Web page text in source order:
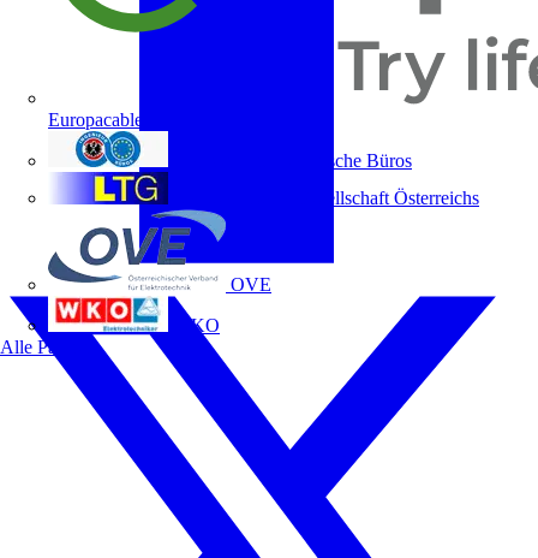
Europacable
Fachverband Technische Büros
Lichttechnische Gesellschaft Österreichs
OVE
WKO
Alle Partner